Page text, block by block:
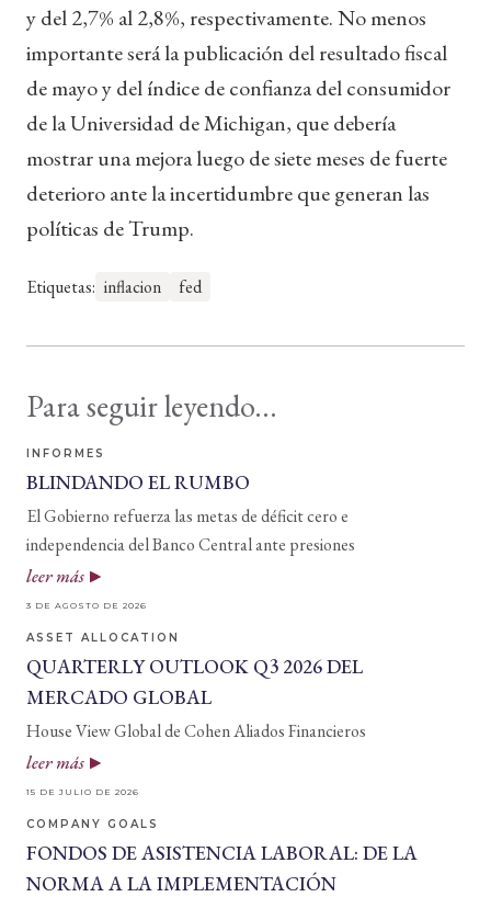
y del 2,7% al 2,8%, respectivamente. No menos
importante será la publicación del resultado fiscal
de mayo y del índice de confianza del consumidor
de la Universidad de Michigan, que debería
mostrar una mejora luego de siete meses de fuerte
deterioro ante la incertidumbre que generan las
políticas de Trump.
Etiquetas: inflacion fed
Para seguir leyendo...
INFORMES
BLINDANDO EL RUMBO
El Gobierno refuerza las metas de déficit cero e
independencia del Banco Central ante presiones
leer más
3 DE AGOSTO DE 2026
ASSET ALLOCATION
QUARTERLY OUTLOOK Q3 2026 DEL
MERCADO GLOBAL
House View Global de Cohen Aliados Financieros
leer más
15 DE JULIO DE 2026
COMPANY GOALS
FONDOS DE ASISTENCIA LABORAL: DE LA
NORMA A LA IMPLEMENTACIÓN